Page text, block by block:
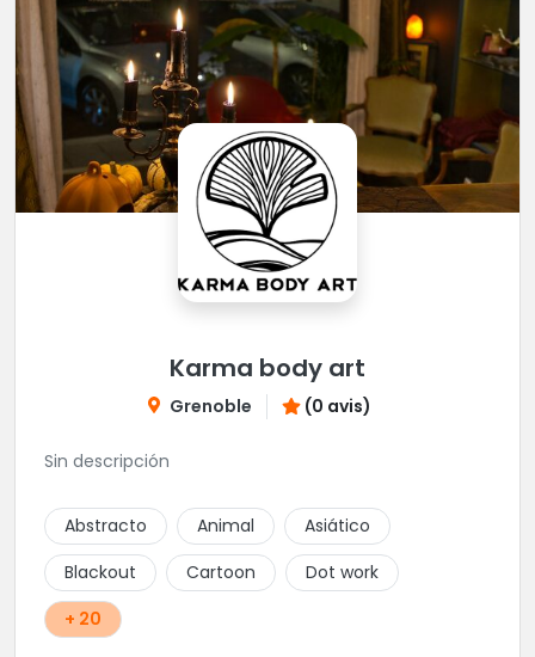
Karma body art
Grenoble (0 avis)
Sin descripción
Abstracto Animal
Asiático
Blackout
Cartoon
Dot work
+ 20